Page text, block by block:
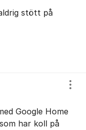
stött på
Google Home
har koll på